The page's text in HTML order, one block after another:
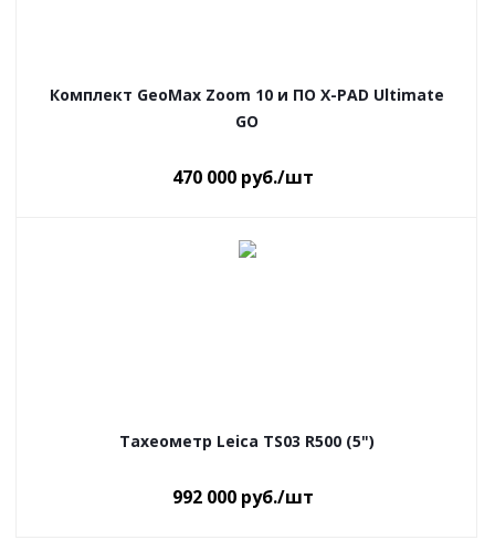
Комплект GeoMax Zoom 10 и ПО X-PAD Ultimate
GO
470 000 руб./шт
Тахеометр Leica TS03 R500 (5")
992 000 руб./шт